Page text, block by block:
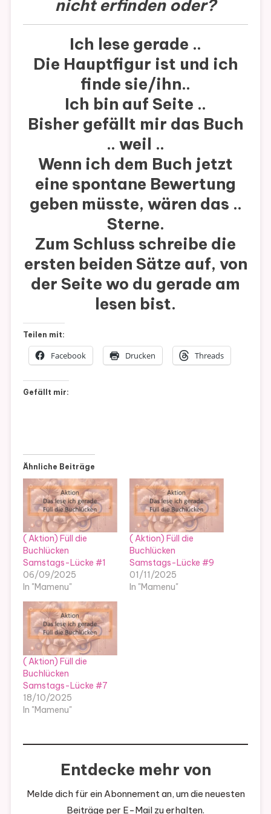
nicht erfinden oder?
Ich lese gerade ..
Die Hauptfigur ist und ich
finde sie/ihn..
Ich bin auf Seite ..
Bisher gefällt mir das Buch
.. weil ..
Wenn ich dem Buch jetzt
eine spontane Bewertung
geben müsste, wären das ..
Sterne.
Zum Schluss schreibe die
ersten beiden Sätze auf, von
der Seite wo du gerade am
lesen bist.
Teilen mit:
Facebook Drucken Threads
Gefällt mir:
Ähnliche Beiträge
( Aktion) Füll die
Buchlücken
Samstags-Lücke #1
06/09/2025
In "Mamenu"
( Aktion) Füll die
Buchlücken
Samstags-Lücke #9
01/11/2025
In "Mamenu"
( Aktion) Füll die
Buchlücken
Samstags-Lücke #7
18/10/2025
In "Mamenu"
Entdecke mehr von
Melde dich für ein Abonnement an, um die neuesten
Beiträge per E-Mail zu erhalten.